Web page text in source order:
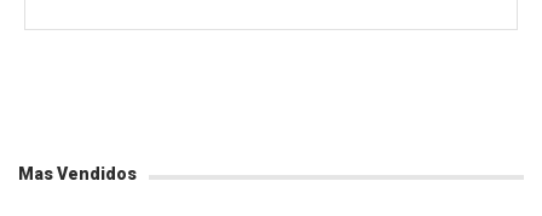
Mas Vendidos